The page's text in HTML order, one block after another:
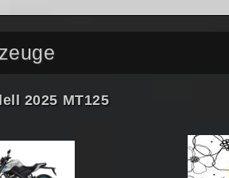
2025 MT125